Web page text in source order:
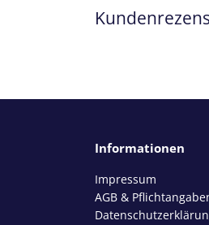
Informationen
Impressum
AGB &